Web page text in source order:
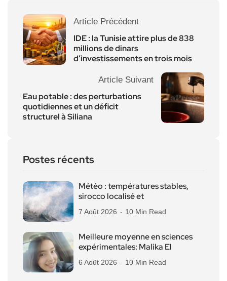
Article Précédent
IDE : la Tunisie attire plus de 838
millions de dinars
d’investissements en trois mois
Article Suivant
Eau potable : des perturbations
quotidiennes et un déficit
structurel à Siliana
Postes récents
Météo : températures stables,
sirocco localisé et
7 Août 2026 10 Min Read
Meilleure moyenne en sciences
expérimentales: Malika El
6 Août 2026 10 Min Read